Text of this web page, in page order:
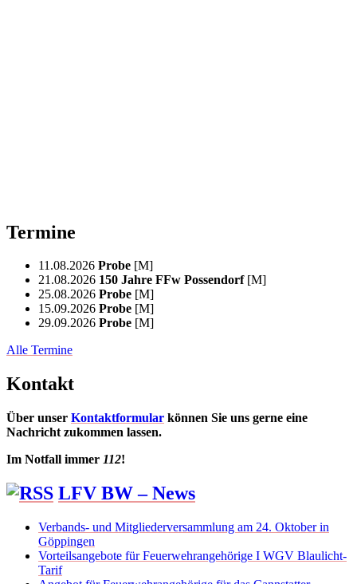
Termine
11.08.2026 Probe [M]
21.08.2026 150 Jahre FFw Possendorf [M]
25.08.2026 Probe [M]
15.09.2026 Probe [M]
29.09.2026 Probe [M]
Alle Termine
Kontakt
Über unser Kontaktformular können Sie uns gerne eine
Nachricht zukommen lassen.
Im Notfall immer 112!
LFV BW – News
Verbands- und Mitgliederversammlung am 24. Oktober in
Göppingen
Vorteilsangebote für Feuerwehrangehörige I WGV Blaulicht-
Tarif